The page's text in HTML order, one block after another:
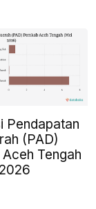
Pendapatan
(PAD)
Tengah